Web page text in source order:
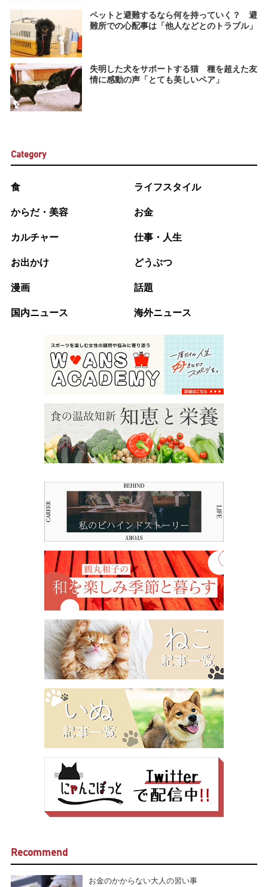
ペットと避難するなら何を持っていく？ 避
難所での心配事は「他人などとのトラブル」
失明した犬をサポートする猫 種を超えた友
情に感動の声「とても美しいペア」
Category
食 ライフスタイル
からだ・美容 お金
カルチャー 仕事・人生
お出かけ どうぶつ
漫画 話題
国内ニュース 海外ニュース
Recommend
お金のかからない大人の習い事